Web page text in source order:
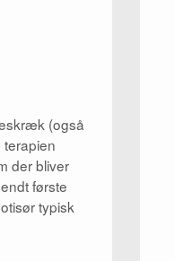
(også
der bliver
første
typisk